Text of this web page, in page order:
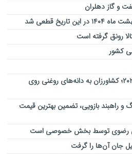
و گاز دهلران
قطعی شد
رونق گرفته است
چشم‌انداز بازار غلات در سال ۲۰۲۶؛ کشاورزان به دانه‌های روغنی روی
و راهبند بازویی، تضمین بهترین قیمت
جان آن‌ها را گرفت